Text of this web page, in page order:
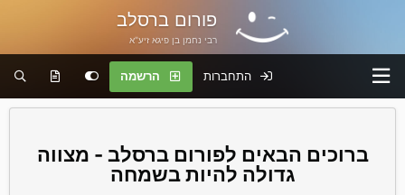
פורום ברסלב
רבי נחמן בן פיגא זיע"א
התחברות הרשמה
פורום ברסלב - מצווה
גדולה להיות בשמחה